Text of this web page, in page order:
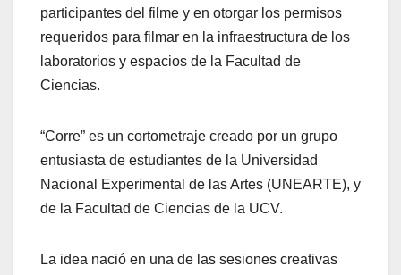
participantes del filme y en otorgar los permisos
requeridos para filmar en la infraestructura de los
laboratorios y espacios de la Facultad de
Ciencias.
“Corre” es un cortometraje creado por un grupo
entusiasta de estudiantes de la Universidad
Nacional Experimental de las Artes (UNEARTE), y
de la Facultad de Ciencias de la UCV.
La idea nació en una de las sesiones creativas